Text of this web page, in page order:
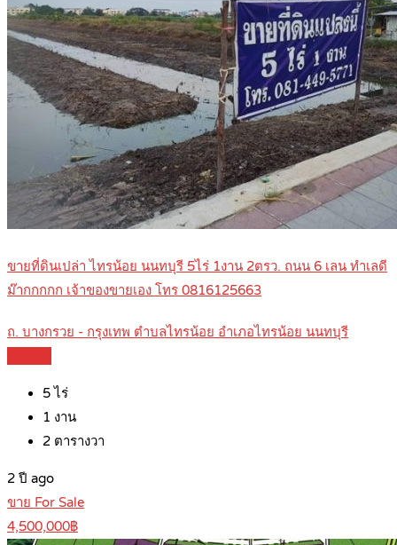
ขายที่ดินเปล่า ไทรน้อย นนทบุรี 5ไร่ 1งาน 2ตรว. ถนน 6 เลน ทำเลดี
ม๊ากกกกก เจ้าของขายเอง โทร 0816125663
ถ. บางกรวย - กรุงเทพ ตำบลไทรน้อย อำเภอไทรน้อย นนทบุรี
5ไร่
1 งาน
2 ตารางวา
2 ปี ago
ขาย For Sale
4,500,000฿